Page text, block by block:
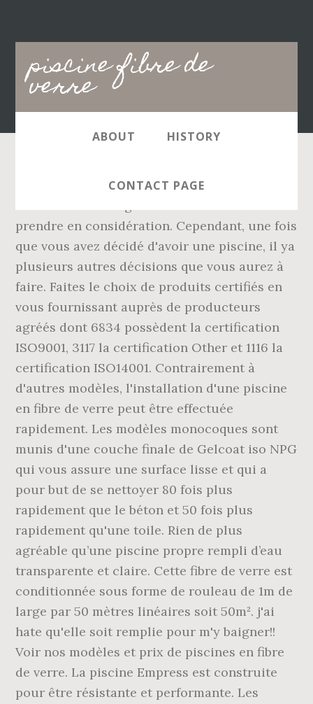
piscine fibre de
verre
Main
navigation
ABOUT HISTORY
CONTACT PAGE
Suivez le guide pour connaître le coût d’une
prendre en considération. Cependant, une fois
que vous avez décidé d'avoir une piscine, il ya
plusieurs autres décisions que vous aurez à
faire. Faites le choix de produits certifiés en
vous fournissant auprès de producteurs
agréés dont 6834 possèdent la certification
ISO9001, 3117 la certification Other et 1116 la
certification ISO14001. Contrairement à
d'autres modèles, l'installation d'une piscine
en fibre de verre peut être effectuée
rapidement. Les modèles monocoques sont
munis d'une couche finale de Gelcoat iso NPG
qui vous assure une surface lisse et qui a
pour but de se nettoyer 80 fois plus
rapidement que le béton et 50 fois plus
rapidement qu'une toile. Rien de plus
agréable qu’une piscine propre rempli d’eau
transparente et claire. Cette fibre de verre est
conditionnée sous forme de rouleau de 1m de
large par 50 mètres linéaires soit 50m². j'ai
hate qu'elle soit remplie pour m'y baigner!!
Voir nos modèles et prix de piscines en fibre
de verre. La piscine Empress est construite
pour être résistante et performante. Les